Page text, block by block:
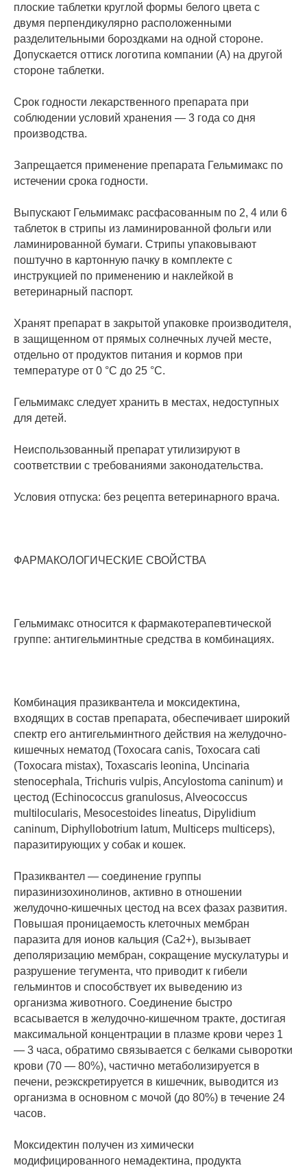
плоские таблетки круглой формы белого цвета с
двумя перпендикулярно расположенными
разделительными бороздками на одной стороне.
Допускается оттиск логотипа компании (A) на другой
стороне таблетки.
Срок годности лекарственного препарата при
соблюдении условий хранения — 3 года со дня
производства.
Запрещается применение препарата Гельмимакс по
истечении срока годности.
Выпускают Гельмимакс расфасованным по 2, 4 или 6
таблеток в стрипы из ламинированной фольги или
ламинированной бумаги. Стрипы упаковывают
поштучно в картонную пачку в комплекте с
инструкцией по применению и наклейкой в
ветеринарный паспорт.
Хранят препарат в закрытой упаковке производителя,
в защищенном от прямых солнечных лучей месте,
отдельно от продуктов питания и кормов при
температуре от 0 °С до 25 °С.
Гельмимакс следует хранить в местах, недоступных
для детей.
Неиспользованный препарат утилизируют в
соответствии с требованиями законодательства.
Условия отпуска: без рецепта ветеринарного врача.
ФАРМАКОЛОГИЧЕСКИЕ СВОЙСТВА
Гельмимакс относится к фармакотерапевтической
группе: антигельминтные средства в комбинациях.
Комбинация празиквантела и моксидектина,
входящих в состав препарата, обеспечивает широкий
спектр его антигельминтного действия на желудочно-
кишечных нематод (Тохосаra саnis, Toxocara cati
(Тохосаra mistax), Toxascaris leonina, Uncinaria
stenocephala, Trichuris vulpis, Ancylostoma caninum) и
цестод (Echinococcus granulosus, Alveocoсcus
multilocularis, Mesocestoides lineatus, Dipylidium
caninum, Diphyllobotrium latum, Multiceps multiceps),
паразитирующих у собак и кошек.
Празиквантел — соединение группы
пиразинизохинолинов, активно в отношении
желудочно-кишечных цестод на всех фазах развития.
Повышая проницаемость клеточных мембран
паразита для ионов кальция (Ca2+), вызывает
деполяризацию мембран, сокращение мускулатуры и
разрушение тегумента, что приводит к гибели
гельминтов и способствует их выведению из
организма животного. Соединение быстро
всасывается в желудочно-кишечном тракте, достигая
максимальной концентрации в плазме крови через 1
— 3 часа, обратимо связывается с белками сыворотки
крови (70 — 80%), частично метаболизируется в
печени, реэкскретируется в кишечник, выводится из
организма в основном с мочой (до 80%) в течение 24
часов.
Моксидектин получен из химически
модифицированного немадектина, продукта